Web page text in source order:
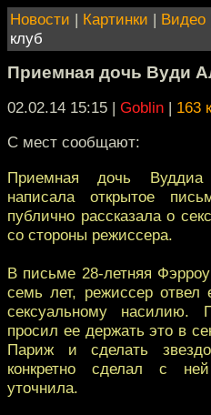
Новости | Картинки | Видео
клуб
Приемная дочь Вуди
02.02.14 15:15 | Goblin | 163
С мест сообщают:
Приемная дочь
написала открытое
публично рассказала о
со стороны режиссера.
В письме 28-летняя
семь лет, режиссер отвел
сексуальному
просил ее держать это в
Париж и сделать
конкретно сделал с
уточнила.